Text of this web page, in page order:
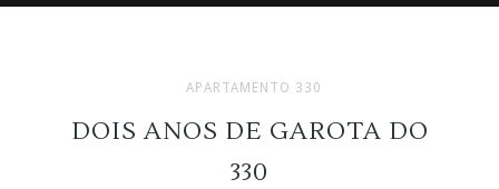
APARTAMENTO 330
DOIS ANOS DE GAROTA DO
330